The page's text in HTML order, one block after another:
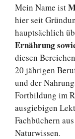
Mein Name ist
hier seit
hauptsächlich
Ernährung
diesen
20 jährigen
und der
Fortbildung im
ausgiebigen
Fachbüchern
Naturwissen.